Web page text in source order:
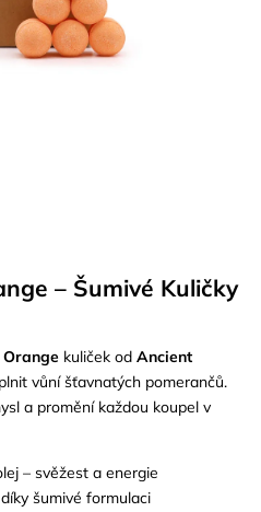
– Šumivé Kuličky
Orange kuliček od Ancient
vůní šťavnatých pomerančů.
a promění každou koupel v
– svěžest a energie
šumivé formulaci